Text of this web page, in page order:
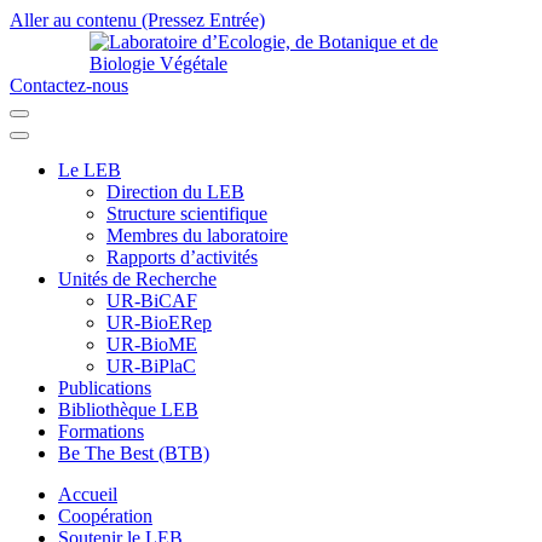
Aller au contenu (Pressez Entrée)
Contactez-nous
Le LEB
Direction du LEB
Structure scientifique
Membres du laboratoire
Rapports d’activités
Unités de Recherche
UR-BiCAF
UR-BioERep
UR-BioME
UR-BiPlaC
Publications
Bibliothèque LEB
Formations
Be The Best (BTB)
Accueil
Coopération
Soutenir le LEB